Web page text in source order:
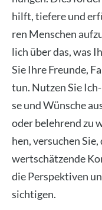
hilft, tie­fe­re und
ren Men­schen
lich über das, was
Sie Ihre Freun­de,
tun. Nut­zen Sie
se und Wün­sche
oder beleh­rend zu
hen, ver­su­chen
wert­schät­zen­de
die Per­spek­ti­ven
sich­ti­gen.